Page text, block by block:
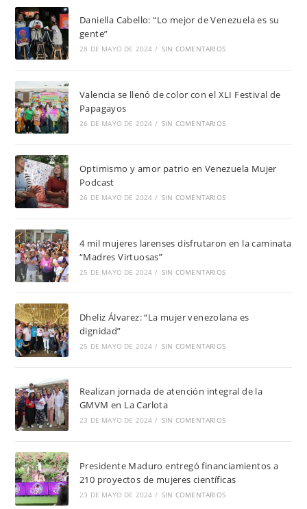
Daniella Cabello: “Lo mejor de Venezuela es su
gente”
28 DE MAYO DE 2024 / SIN COMENTARIOS
Valencia se llenó de color con el XLI Festival de
Papagayos
26 DE MAYO DE 2024 / SIN COMENTARIOS
Optimismo y amor patrio en Venezuela Mujer
Podcast
26 DE MAYO DE 2024 / SIN COMENTARIOS
4 mil mujeres larenses disfrutaron en la caminata
“Madres Virtuosas”
25 DE MAYO DE 2024 / SIN COMENTARIOS
Dheliz Álvarez: “La mujer venezolana es
dignidad”
25 DE MAYO DE 2024 / SIN COMENTARIOS
Realizan jornada de atención integral de la
GMVM en La Carlota
23 DE MAYO DE 2024 / SIN COMENTARIOS
Presidente Maduro entregó financiamientos a
210 proyectos de mujeres científicas
23 DE MAYO DE 2024 / SIN COMENTARIOS